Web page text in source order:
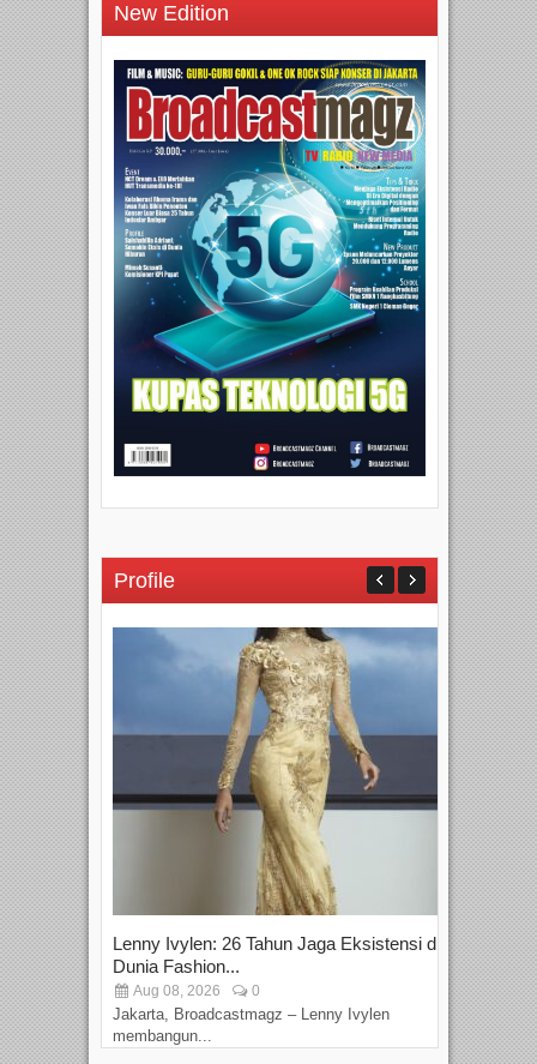
New Edition
Profile
Lenny Ivylen: 26 Tahun Jaga Eksistensi di
Dunia Fashion...
Aug 08, 2026 0
Jakarta, Broadcastmagz – Lenny Ivylen
membangun...